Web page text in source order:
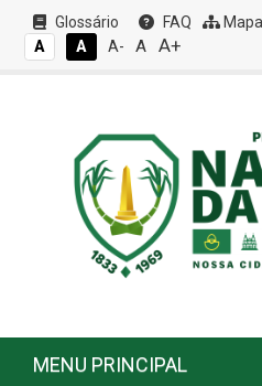
Glossário FAQ
A
A A- A A+
MENU PRINCIPAL